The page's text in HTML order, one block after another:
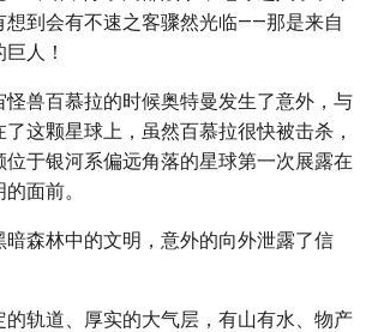
想到会有不速之客骤然光临——那是来自
人！
怪兽百慕拉的时候奥特曼发生了意外，与
这颗星球上，虽然百慕拉很快被击杀，
于银河系偏远角落的星球第一次展露在
面前。
暗森林中的文明，意外的向外泄露了信
的轨道、厚实的大气层，有山有水、物产